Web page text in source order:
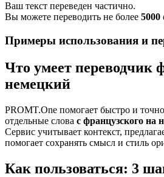
Ваш текст переведен частично.
Вы можете переводить не более 5000
Примеры использования и
Что умеет переводчик
немецкий
PROMT.One помогает быстро и
отдельные слова с французского на
Сервис учитывает контекст,
помогает сохранять смысл и стиль
Как пользоваться: 3